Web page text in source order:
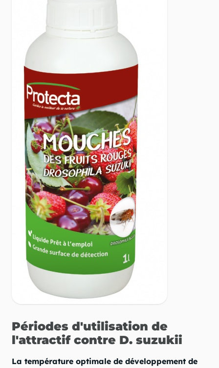
Périodes d'utilisation de
l'attractif contre D. suzukii
La température optimale de développement de